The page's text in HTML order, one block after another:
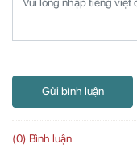
Gửi bình luận
(0) Bình luận